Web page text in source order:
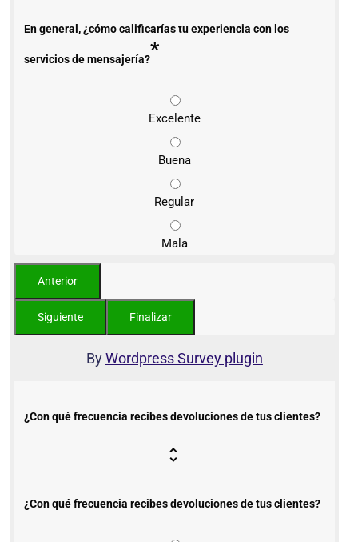
En general, ¿cómo calificarías tu experiencia con los
servicios de mensajería?*
Excelente
Buena
Regular
Mala
ByWordpress Survey plugin
¿Con qué frecuencia recibes devoluciones de tus clientes?
¿Con qué frecuencia recibes devoluciones de tus clientes?